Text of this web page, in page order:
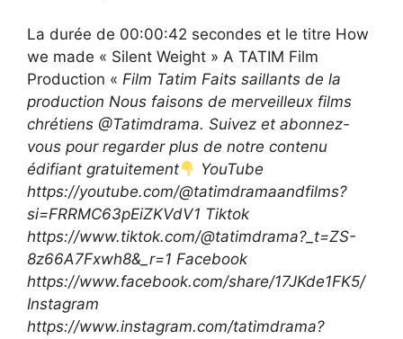
La durée de 00:00:42 secondes et le titre How
we made « Silent Weight » A TATIM Film
Production « Film Tatim Faits saillants de la
production Nous faisons de merveilleux films
chrétiens @Tatimdrama. Suivez et abonnez-
vous pour regarder plus de notre contenu
édifiant gratuitement
YouTube
https://youtube.com/@tatimdramaandfilms?
si=FRRMC63pEiZKVdV1 Tiktok
https://www.tiktok.com/@tatimdrama?_t=ZS-
8z66A7Fxwh8&_r=1 Facebook
https://www.facebook.com/share/17JKde1FK5/
Instagram
https://www.instagram.com/tatimdrama?